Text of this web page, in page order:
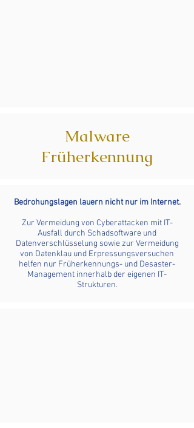
Malware
Früherkennung
Bedrohungslagen lauern nicht nur im Internet.​
Zur Vermeidung von Cyberattacken mit IT-
Ausfall durch Schadsoftware und
Datenverschlüsselung sowie zur Vermeidung
von Datenklau und Erpressungsversuchen
helfen nur Früherkennungs- und Desaster-
Management innerhalb der eigenen IT-
Strukturen.